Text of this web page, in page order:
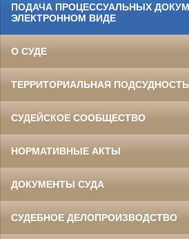
ПОДАЧА ПРОЦЕССУАЛЬНЫХ
ЭЛЕКТРОННОМ ВИДЕ
О СУДЕ
ТЕРРИТОРИАЛЬНАЯ ПОДСУДНОСТЬ
СУДЕЙСКОЕ СООБЩЕСТВО
НОРМАТИВНЫЕ АКТЫ
ДОКУМЕНТЫ СУДА
СУДЕБНОЕ ДЕЛОПРОИЗВОДСТВО